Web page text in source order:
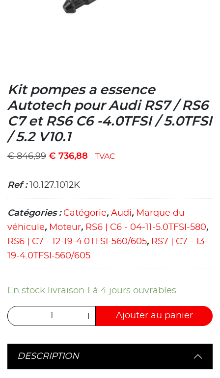
Kit pompes a essence
Autotech pour Audi RS7 / RS6
C7 et RS6 C6 -4.0TFSI / 5.0TFSI
/ 5.2 V10.1
€846,99 € 736,88 TVAC
Ref : 10.127.1012K
Catégories : Catégorie, Audi, Marque du
véhicule, Moteur, RS6 | C6 - 04-11-5.0TFSI-580,
RS6 | C7 - 12-19-4.0TFSI-560/605, RS7 | C7 - 13-
19-4.0TFSI-560/605
En stock livraison 1 à 4 jours ouvrables
Ajouter au panier
DESCRIPTION